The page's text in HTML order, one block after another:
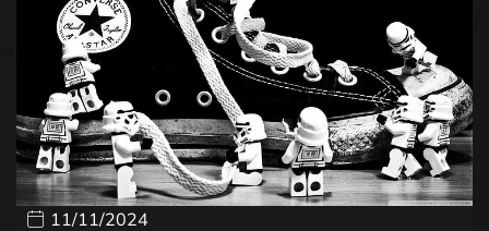
11/11/2024